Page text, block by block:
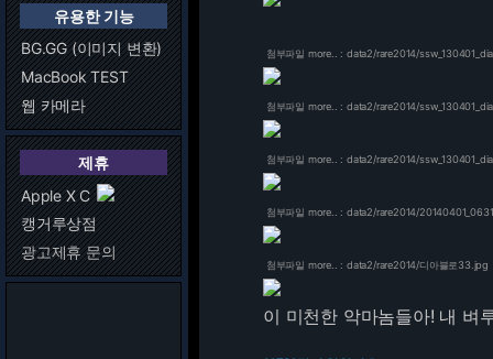
유용한 기능
BG.GG (이미지 변환)
MacBook TEST
웹 카메라
제휴
Apple X C
캥거루상점
광고제휴 문의
첨부파일 more.. : data2/rare2014/
첨부파일 more.. : data2/rare2014/
첨부파일 more.. : data2/rare2014/
첨부파일 more.. : data2/rare2014/
첨부파일 more.. : data2/rare2014/디아블로33.jpg
이 미천한 악마놈들아! 내 벼